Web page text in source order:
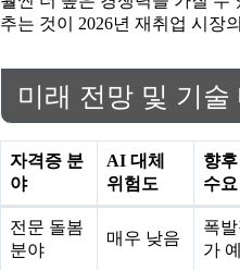
추는 것이 2026년 재취업 시장
미래 전망 및 기술
자격증 분
야
AI 대체
위험도
향후
수
전문 돌봄
분야
매우 낮음
폭
가